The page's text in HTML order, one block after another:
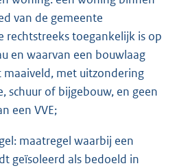
van de gemeente
rechtstreeks toegankelijk is op
en waarvan een bouwlaag
maaiveld, met uitzondering
schuur of bijgebouw, en geen
een VVE;
maatregel waarbij een
geïsoleerd als bedoeld in